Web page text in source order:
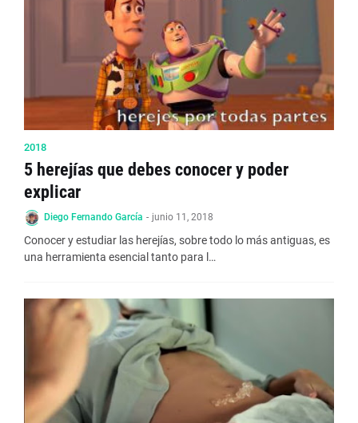
2018
5 herejías que debes conocer y poder
explicar
Diego Fernando García - junio 11, 2018
Conocer y estudiar las herejías, sobre todo lo más antiguas, es
una herramienta esencial tanto para l…